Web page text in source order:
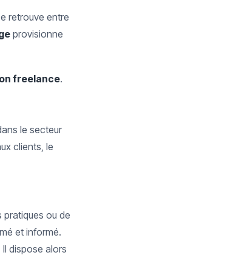
retrouve entre
provisionne
freelance.
le secteur
clients, le
pratiques ou de
et informé.
dispose alors